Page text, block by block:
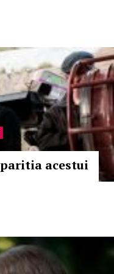
acestui